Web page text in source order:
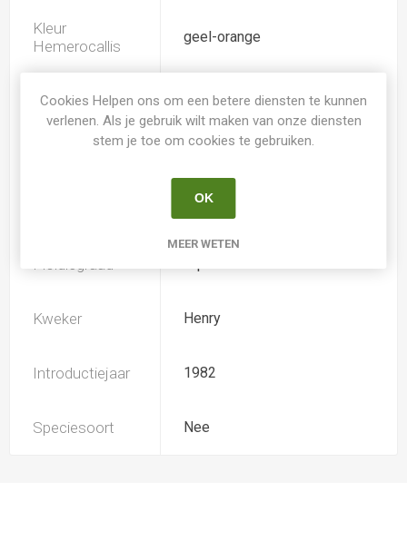
Kleur
Hemerocallis
geel-orange
Spider Nee
Ploïdiegraad
Kweker Henry
Introductiejaar 1982
Speciesoort Nee
Cookies Helpen ons om een betere diensten te kunnen
verlenen. Als je gebruik wilt maken van onze diensten
stem je toe om cookies te gebruiken.
OK
MEER WETEN